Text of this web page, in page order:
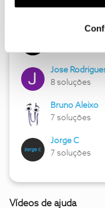
utilização dos
Hall of
Jose
8 soluções
Bruno Aleixo
7 soluções
Jorge C
7 soluções
Vídeos de ajuda